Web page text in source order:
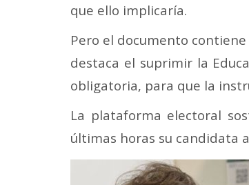
que ello implicaría.
Pero el documento
destaca el suprimir la
obligatoria, para que la
La plataforma electoral
últimas horas su candidata